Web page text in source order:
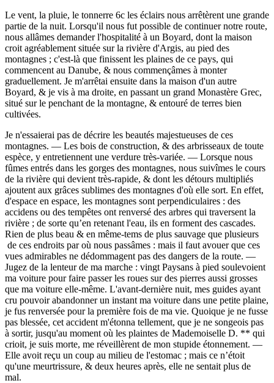
Le vent, la pluie, le tonnerre 6c les éclairs nous arrêtèrent une grande
partie de la nuit. Lorsqu'il nous fut possible de continuer notre route,
nous allâmes demander l'hospitalité à un Boyard, dont la maison
croit agréablement située sur la rivière d'Argis, au pied des
montagnes ; c'est-là que finissent les plaines de ce pays, qui
commencent au Danube, & nous commençâmes à monter
graduellement. Je m'arrêtai ensuite dans la maison d'un autre
Boyard, & je vis à ma droite, en passant un grand Monastère Grec,
situé sur le penchant de la montagne, & entouré de terres bien
cultivées.
Je n'essaierai pas de décrire les beautés majestueuses de ces
montagnes. — Les bois de construction, & des arbrisseaux de toute
espèce, y entretiennent une verdure très-variée. — Lorsque nous
fûmes entrés dans les gorges des montagnes, nous suivîmes le cours
de la rivière qui devient très-rapide, & dont les détours multipliés
ajoutent aux grâces sublimes des montagnes d'où elle sort. En effet,
d'espace en espace, les montagnes sont perpendiculaires : des
accidens ou des tempêtes ont renversé des arbres qui traversent la
rivière ; de sorte qu’en retenant l'eau, ils en forment des cascades.
Rien de plus beau & en même-tems de plus sauvage que plusieurs
de ces endroits par où nous passâmes : mais il faut avouer que ces
vues admirables ne dédommagent pas des dangers de la route. —
Jugez de la lenteur de ma marche : vingt Paysans à pied soulevoient
ma voiture pour faire passer les roues sur des pierres aussi grosses
que ma voiture elle-même. L'avant-dernière nuit, mes guides ayant
cru pouvoir abandonner un instant ma voiture dans une petite plaine,
je fus renversée pour la première fois de ma vie. Quoique je ne fusse
pas blessée, cet accident m'étonna tellement, que je ne songeois pas
à sortir, jusqu'au moment où les plaintes de Mademoiselle D. ** qui
crioit, je suis morte, me réveillèrent de mon stupide étonnement. —
Elle avoit reçu un coup au milieu de l'estomac ; mais ce n’étoit
qu'une meurtrissure, & deux heures après, elle ne sentait plus de
mal.